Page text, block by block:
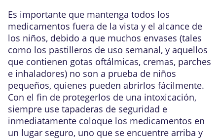
Es importante que mantenga todos los
medicamentos fuera de la vista y el alcance de
los niños, debido a que muchos envases (tales
como los pastilleros de uso semanal, y aquellos
que contienen gotas oftálmicas, cremas, parches
e inhaladores) no son a prueba de niños
pequeños, quienes pueden abrirlos fácilmente.
Con el fin de protegerlos de una intoxicación,
siempre use tapaderas de seguridad e
inmediatamente coloque los medicamentos en
un lugar seguro, uno que se encuentre arriba y